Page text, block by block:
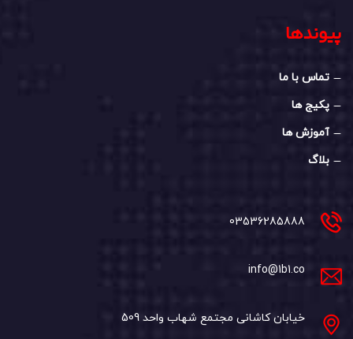
پیوندها
تماس با ما
پکیج ها
آموزش ها
بلاگ
03536285888
info@1b1.co
خیابان کاشانی مجتمع شهاب واحد 509